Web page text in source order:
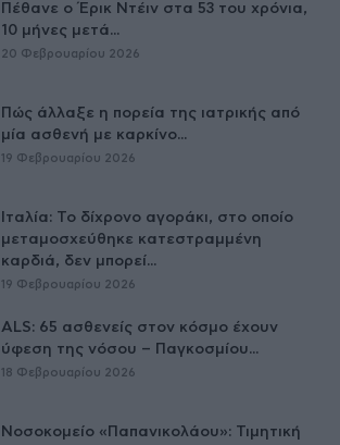
Πέθανε ο Έρικ Ντέιν στα 53 του χρόνια,
10 μήνες μετά...
20 Φεβρουαρίου 2026
Πώς άλλαξε η πορεία της ιατρικής από
μία ασθενή με καρκίνο...
19 Φεβρουαρίου 2026
Ιταλία: Το δίχρονο αγοράκι, στο οποίο
μεταμοσχεύθηκε κατεστραμμένη
καρδιά, δεν μπορεί...
19 Φεβρουαρίου 2026
ALS: 65 ασθενείς στον κόσμο έχουν
ύφεση της νόσου – Παγκοσμίου...
18 Φεβρουαρίου 2026
Νοσοκομείο «Παπανικολάου»: Τιμητική